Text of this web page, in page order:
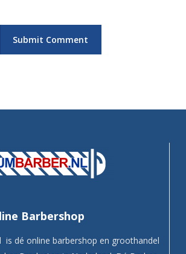
Barbershop
is dé online barbershop en groothandel